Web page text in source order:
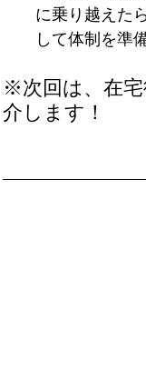
に乗り越えた
して体制を準
※次回は、在
介します！